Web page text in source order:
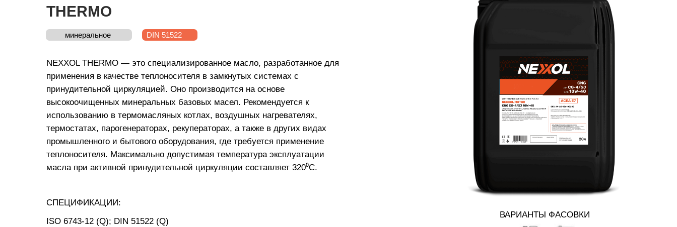
минеральное
DIN 51522
THERMO
NEXXOL THERMO — это специализированное масло, разработанное для
применения в качестве теплоносителя в замкнутых системах с
принудительной циркуляцией. Оно производится на основе
высокоочищенных минеральных базовых масел. Рекомендуется к
использованию в термомасляных котлах, воздушных нагревателях,
термостатах, парогенераторах, рекуператорах, а также в других видах
промышленного и бытового оборудования, где требуется применение
теплоносителя. Максимально допустимая температура эксплуатации
масла при активной принудительной циркуляции составляет 320⁰С.
ISO 6743-12 (Q); DIN 51522 (Q)
СПЕЦИФИКАЦИИ:
ВАРИАНТЫ ФАСОВКИ